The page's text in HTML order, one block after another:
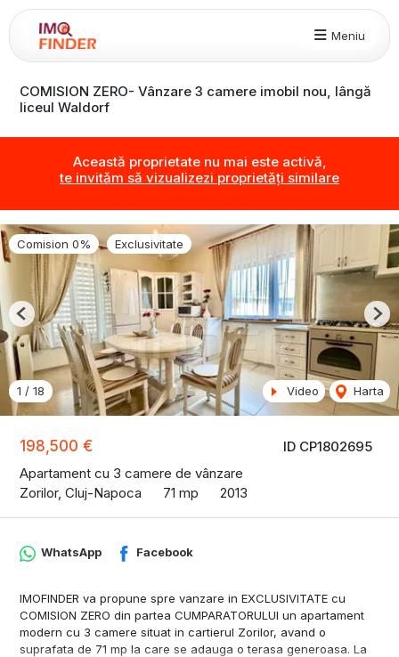
Meniu
COMISION ZERO- Vânzare 3 camere imobil nou, lângă
liceul Waldorf
Această proprietate nu mai este activă,
te invităm să vizualizezi proprietăți similare
ID CP1802695
198,500 €
Apartament cu 3 camere de vânzare
Zorilor, Cluj-Napoca
71 mp 2013
Comision 0% Exclusivitate
1 / 18 Video Harta
Previous
WhatsApp Facebook
IMOFINDER va propune spre vanzare in EXCLUSIVITATE cu
COMISION ZERO din partea CUMPARATORULUI un apartament
modern cu 3 camere situat in cartierul Zorilor, avand o
suprafata de 71 mp la care se adauga o terasa generoasa. La